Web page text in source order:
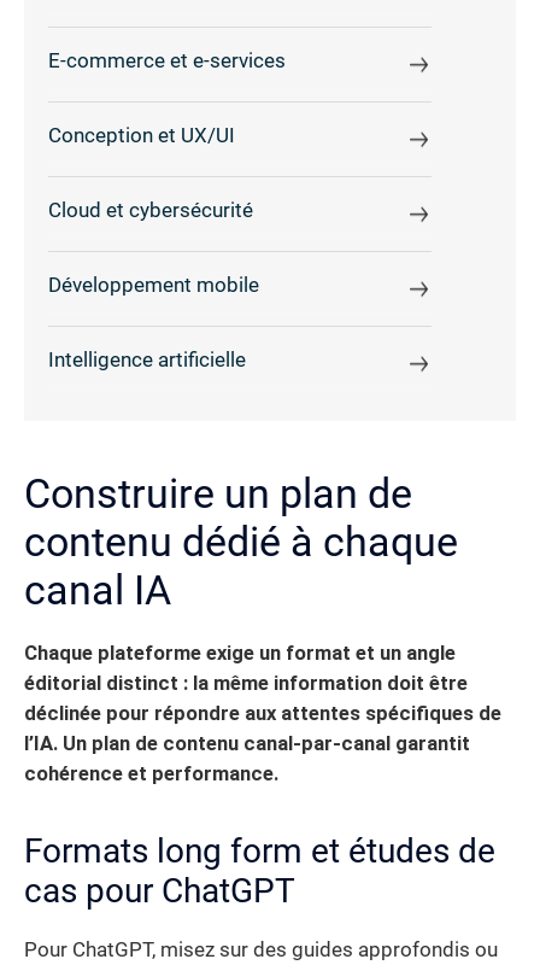
E-commerce et e-services
Conception et UX/UI
Cloud et cybersécurité
Développement mobile
Intelligence artificielle
Construire un plan de
contenu dédié à chaque
canal IA
Chaque plateforme exige un format et un angle
éditorial distinct : la même information doit être
déclinée pour répondre aux attentes spécifiques de
l’IA. Un plan de contenu canal-par-canal garantit
cohérence et performance.
Formats long form et études de
cas pour ChatGPT
Pour ChatGPT, misez sur des guides approfondis ou